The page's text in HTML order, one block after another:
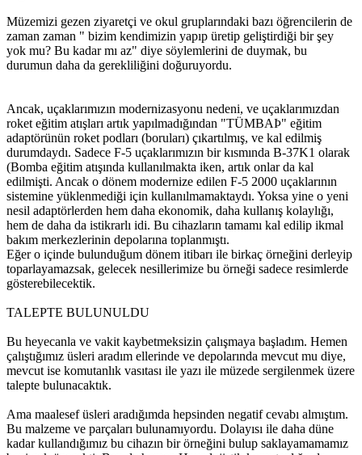
Müzemizi gezen ziyaretçi ve okul gruplarındaki bazı öğrencilerin de
zaman zaman " bizim kendimizin yapıp üretip geliştirdiği bir şey
yok mu? Bu kadar mı az" diye söylemlerini de duymak, bu
durumun daha da gerekliliğini doğuruyordu.
Ancak, uçaklarımızın modernizasyonu nedeni, ve uçaklarımızdan
roket eğitim atışları artık yapılmadığından "TÜMBAÞ" eğitim
adaptörünün roket podları (boruları) çıkartılmış, ve kal edilmiş
durumdaydı. Sadece F-5 uçaklarımızın bir kısmında B-37K1 olarak
(Bomba eğitim atışında kullanılmakta iken, artık onlar da kal
edilmişti. Ancak o dönem modernize edilen F-5 2000 uçaklarının
sistemine yüklenmediği için kullanılmamaktaydı. Yoksa yine o yeni
nesil adaptörlerden hem daha ekonomik, daha kullanış kolaylığı,
hem de daha da istikrarlı idi. Bu cihazların tamamı kal edilip ikmal
bakım merkezlerinin depolarına toplanmıştı.
Eğer o içinde bulunduğum dönem itibarı ile birkaç örneğini derleyip
toparlayamazsak, gelecek nesillerimize bu örneği sadece resimlerde
gösterebilecektik.
TALEPTE BULUNULDU
Bu heyecanla ve vakit kaybetmeksizin çalışmaya başladım. Hemen
çalıştığımız üsleri aradım ellerinde ve depolarında mevcut mu diye,
mevcut ise komutanlık vasıtası ile yazı ile müzede sergilenmek üzere
talepte bulunacaktık.
Ama maalesef üsleri aradığımda hepsinden negatif cevabı almıştım.
Bu malzeme ve parçaları bulunamıyordu. Dolayısı ile daha düne
kadar kullandığımız bu cihazın bir örneğini bulup saklayamamamız